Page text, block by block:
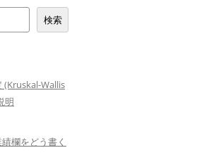
検索
(Kruskal-Wallis
明
欄をどう書く